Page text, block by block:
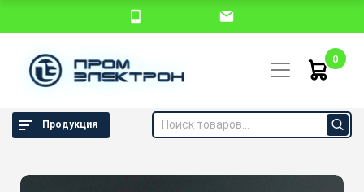
0
Продукция